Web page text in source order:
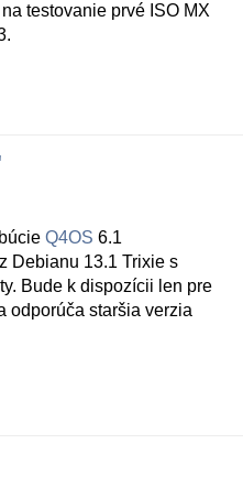
testovanie prvé ISO MX
Q4OS 6.1
Debianu 13.1 Trixie s
Bude k dispozícii len pre
odporúča staršia verzia